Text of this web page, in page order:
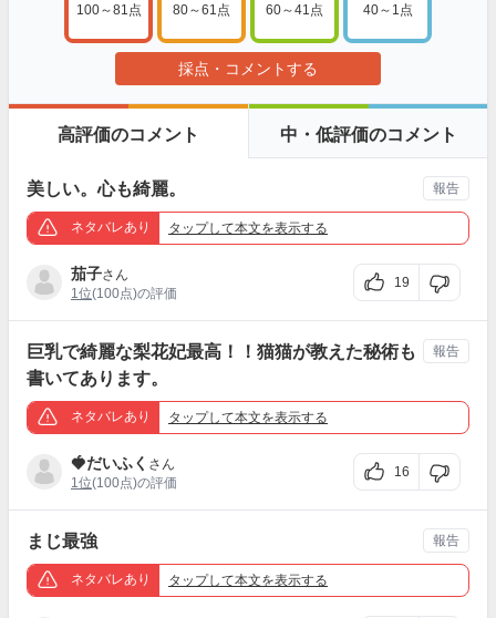
100～81点 80～61点 60～41点 40～1点
採点・コメントする
高評価のコメント 中・低評価のコメント
美しい。心も綺麗。
ネタバレあり タップして本文を表示する
茄子さん
1位(100点)の評価
19
報告
巨乳で綺麗な梨花妃最高！！猫猫が教えた秘術も
書いてあります。
ネタバレあり タップして本文を表示する
🍓だいふく さん
1位(100点)の評価
16
報告
まじ最強
ネタバレあり タップして本文を表示する
報告